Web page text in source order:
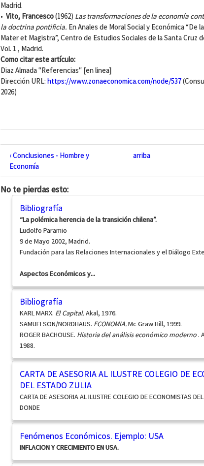
Madrid.
•Vito, Francesco(1962) Las transformaciones de la economía
la doctrina pontificia. En Anales de Moral Social y Económica “De
Mater et Magistra”, Centro de Estudios Sociales de la Santa Cruz
Vol. 1 , Madrid.
Como citar este artículo:
Diaz Almada "Referencias" [en linea]
Dirección URL: https://www.zonaeconomica.com/node/537
2026)
‹ Conclusiones - Hombre y
Economía
arriba
No te pierdas esto:
Bibliografía
“La polémica herencia de la transición chilena”.
Ludolfo Paramio
9 de Mayo 2002, Madrid.
Fundación para las Relaciones Internacionales y el Diálogo
Aspectos Económicos y...
Bibliografía
KARL MARX. El Capital.Akal, 1976.
SAMUELSON/NORDHAUS. ECONOMIA.Mc Graw Hill, 1999.
ROGER BACHOUSE. Historia del análisis económico moderno.
1988.
CARTA DE ASESORIA AL ILUSTRE COLEGIO DE
DEL ESTADO ZULIA
CARTA DE ASESORIA AL ILUSTRE COLEGIO DE ECONOMISTAS
DONDE
Fenómenos Económicos. Ejemplo: USA
INFLACION Y CRECIMIENTO EN USA.